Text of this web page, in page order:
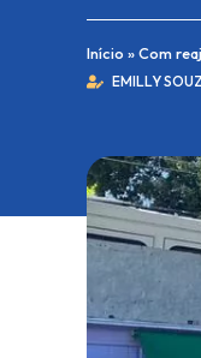
Início »Com
EMILLY